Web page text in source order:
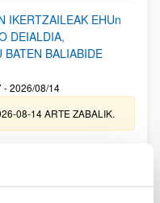
IKERTZAILEAK EHUn
DEIALDIA,
BATEN BALIABIDE
- 2026/08/14
08-14 ARTE ZABALIK.